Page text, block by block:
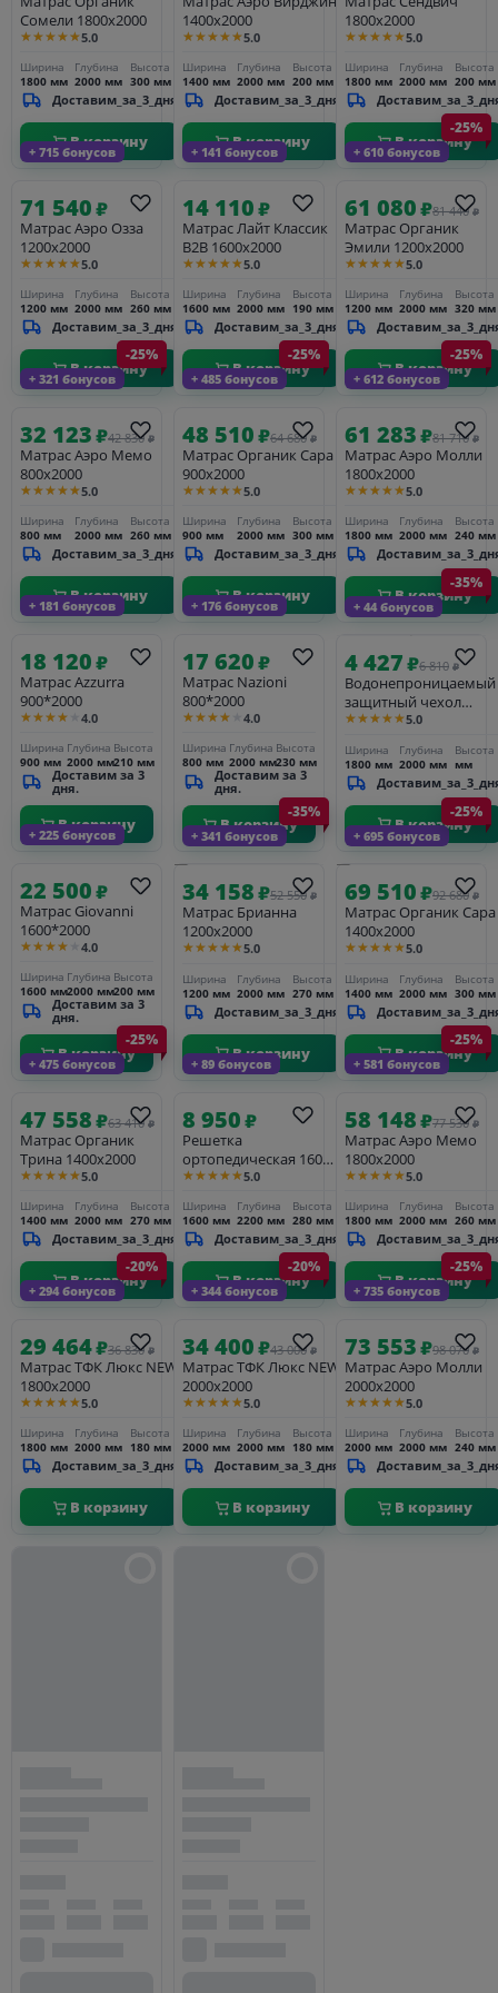
Сомели 1800х2000
★★★★★5.0
Ширина
1800 мм
Глубина
2000 мм
Высота
300 мм
Доставим_за_3_дня
В корзину
1400х2000
★★★★★5.0
Ширина
1400 мм
Глубина
2000 мм
Высота
200 мм
Доставим_за_3_дня
В корзину
1800х2000
★★★★★5.0
Ширина
1800 мм
Глубина
2000 мм
Высота
200 мм
В корзину
+ 715 бонусов
71 540₽
Матрас Аэро Озза
1200х2000
★★★★★5.0
Ширина
1200 мм
Глубина
2000 мм
Высота
260 мм
Доставим_за_3_дня
В корзину
+ 141 бонусов
14 110₽
Матрас Лайт Классик
В2В 1600х2000
★★★★★5.0
Ширина
1600 мм
Глубина
2000 мм
Высота
190 мм
Доставим_за_3_дня
В корзину
+ 610 бонусов
-25%
61 080₽81 440 ₽
Матрас Органик
Эмили 1200х2000
★★★★★5.0
Ширина
1200 мм
Глубина
2000 мм
Высота
320 мм
В корзину
+ 321 бонусов
-25%
32 123₽42 830 ₽
Матрас Аэро Мемо
800х2000
★★★★★5.0
Ширина
800 мм
Глубина
2000 мм
Высота
260 мм
Доставим_за_3_дня
В корзину
+ 485 бонусов
-25%
48 510₽64 680 ₽
Матрас Органик Сара
900х2000
★★★★★5.0
Ширина
900 мм
Глубина
2000 мм
Высота
300 мм
Доставим_за_3_дня
В корзину
+ 612 бонусов
-25%
61 283₽81 710 ₽
Матрас Аэро Молли
1800х2000
★★★★★5.0
Ширина
1800 мм
Глубина
2000 мм
Высота
240 мм
В корзину
+ 181 бонусов
18 120₽
Матрас Azzurra
900*2000
★★★★★ 4.0
Ширина
900 мм
Глубина
2000 мм
Высота
210 мм
Доставим за 3
дня.
В корзину
+ 176 бонусов
17 620₽
Матрас Nazioni
800*2000
★★★★★ 4.0
Ширина
800 мм
Глубина
2000 мм
Высота
230 мм
Доставим за 3
дня.
В корзину
+ 44 бонусов
-35%
4 427₽6 810 ₽
Водонепроницаемый
защитный чехол
Ватерпроф (h-33 сm)
★★★★★5.0
Ширина
1800 мм
Глубина
2000 мм
Высота
мм
В корзину
+ 225 бонусов
22 500₽
Матрас Giovanni
1600*2000
★★★★★ 4.0
Ширина
1600 мм
Глубина
2000 мм
Высота
200 мм
Доставим за 3
дня.
В корзину
+ 341 бонусов
-35%
34 158₽52 550 ₽
Матрас Брианна
1200х2000
★★★★★5.0
Ширина
1200 мм
Глубина
2000 мм
Высота
270 мм
Доставим_за_3_дня
В корзину
+ 695 бонусов
-25%
69 510₽92 680 ₽
Матрас Органик Сара
1400х2000
★★★★★5.0
Ширина
1400 мм
Глубина
2000 мм
Высота
300 мм
В корзину
+ 475 бонусов
-25%
47 558₽63 410 ₽
Матрас Органик
Трина 1400х2000
★★★★★5.0
Ширина
1400 мм
Глубина
2000 мм
Высота
270 мм
Доставим_за_3_дня
В корзину
+ 89 бонусов
8 950₽
Решетка
ортопедическая 1600-
2200 (с опорами)
★★★★★5.0
Ширина
1600 мм
Глубина
2200 мм
Высота
280 мм
Доставим_за_3_дня
В корзину
+ 581 бонусов
-25%
58 148₽77 530 ₽
Матрас Аэро Мемо
1800х2000
★★★★★5.0
Ширина
1800 мм
Глубина
2000 мм
Высота
260 мм
В корзину
+ 294 бонусов
-20%
29 464₽36 830 ₽
Матрас ТФК Люкс NEW
1800х2000
★★★★★5.0
Ширина
1800 мм
Глубина
2000 мм
Высота
180 мм
Доставим_за_3_дня
В корзину
+ 344 бонусов
-20%
34 400₽43 000 ₽
Матрас ТФК Люкс NEW
2000х2000
★★★★★5.0
Ширина
2000 мм
Глубина
2000 мм
Высота
180 мм
Доставим_за_3_дня
В корзину
+ 735 бонусов
-25%
73 553₽98 070 ₽
Матрас Аэро Молли
2000х2000
★★★★★5.0
Ширина
2000 мм
Глубина
2000 мм
Высота
240 мм
В корзину